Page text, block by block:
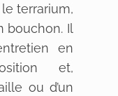
terrarium,
bouchon. Il
en
et,
ou d’un